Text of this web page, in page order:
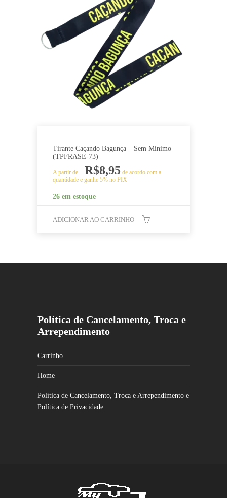
Tirante Caçando Bagunça – Sem Mínimo
(TPFRASE-73)
A partir de R$8,95 de acordo com a
quantidade e ganhe 5% no PIX
26 em estoque
ADICIONAR AO CARRINHO
Política de Cancelamento, Troca e
Arrependimento
Carrinho
Home
Política de Cancelamento, Troca e Arrependimento e
Política de Privacidade